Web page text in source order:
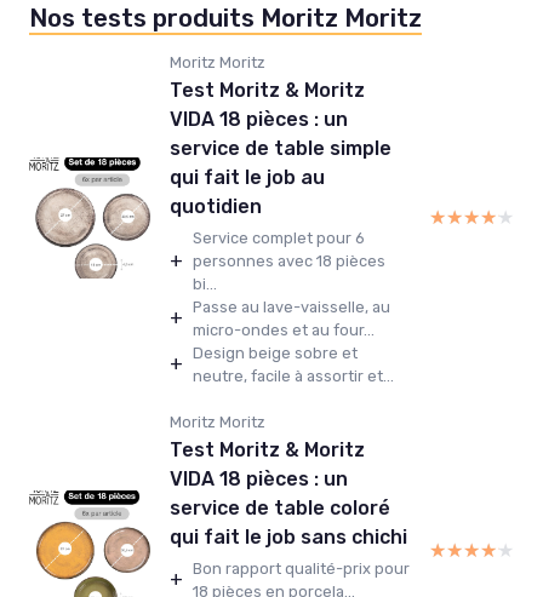
Nos tests produits Moritz Moritz
Moritz Moritz
Test Moritz & Moritz
VIDA 18 pièces : un
service de table simple
qui fait le job au
quotidien
+
Service complet pour 6
personnes avec 18 pièces
bi...
+ Passe au lave-vaisselle, au
micro-ondes et au four...
+ Design beige sobre et
neutre, facile à assortir et...
★★★★★
★★★★★
Moritz Moritz
Test Moritz & Moritz
VIDA 18 pièces : un
service de table coloré
qui fait le job sans chichi
+ Bon rapport qualité-prix pour
18 pièces en porcela...
★★★★★
★★★★★